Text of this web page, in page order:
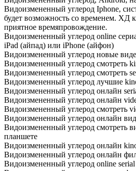
Видоизмененный углерод Iphone,
будет возможность со временем. ХД
приятное времяпровождение.
Видоизмененный углерод online
iPad (айпад) или iPhone (айфон)
Видоизмененный углерод новые
Видоизмененный углерод смотреть
Видоизмененный углерод смотреть
Видоизмененный углерод лучшие
Видоизмененный углерод онлайн
Видоизмененный углерод онлайн
Видоизмененный углерод смотреть
Видоизмененный углерод онлайн
Видоизмененный углерод смотреть
планшете
Видоизмененный углерод онлайн
Видоизмененный углерод онлайн
Видоизмененный углерод online